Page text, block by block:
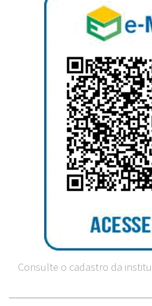
Consulte o cadastro da